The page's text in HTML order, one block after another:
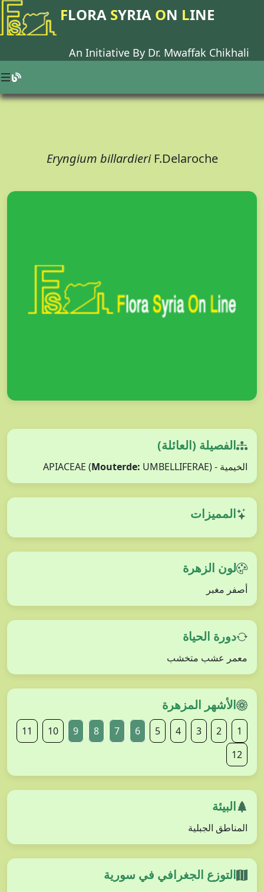
FLORA SYRIA ON LINE
An Initiative By Dr. Mwaffak Chikhali
Eryngium billardieri F.Delaroche
الفصيلة (العائلة)
الخيمية - APIACEAE ( Mouterde: UMBELLIFERAE)
المميزات
لون الزهرة
أصفر مغبر
دورة الحياة
معمر عشب متخشب
الأشهر المزهرة
1
2
3
4
5
6
7
8
9
10
11
12
البيئة
المناطق الجبلية
التوزع الجغرافي في سورية